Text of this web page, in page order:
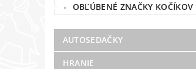
OBĽÚBENÉ ZNAČKY KOČÍKOV
AUTOSEDAČKY
HRANIE